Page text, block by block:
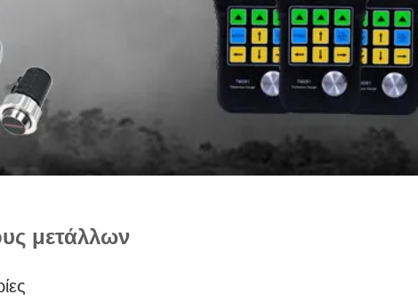
μετάλλων